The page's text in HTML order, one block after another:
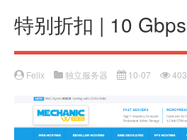
特别折扣 | 10 Gbps
Felix 独立服务器 10-07 403